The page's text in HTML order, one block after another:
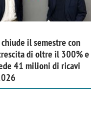
il semestre con
di oltre il 300% e
41 milioni di ricavi